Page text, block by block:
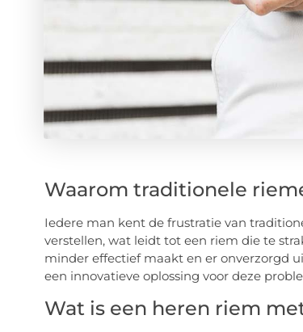
Waarom traditionele
Iedere man kent de frustratie van
verstellen, wat leidt tot een riem die te
minder effectief maakt en er onverzorgd
een innovatieve oplossing voor deze
Wat is een heren riem